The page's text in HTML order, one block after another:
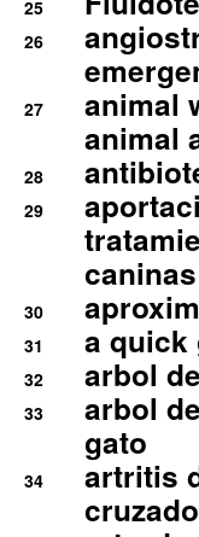
25
26
27
animal
animal
28
29
caninas
30
31 a quick
32 arbol
33
arbol
gato
34
artritis